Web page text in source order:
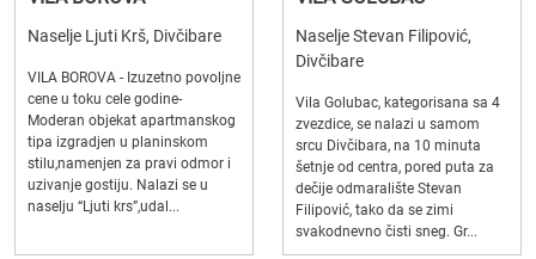
Naselje Ljuti Krš, Divčibare
VILA BOROVA - Izuzetno povoljne
cene u toku cele godine-
Moderan objekat apartmanskog
tipa izgradjen u planinskom
stilu,namenjen za pravi odmor i
uzivanje gostiju. Nalazi se u
naselju “Ljuti krs”,udal...
Naselje Stevan Filipović,
Divčibare
Vila Golubac, kategorisana sa 4
zvezdice, se nalazi u samom
srcu Divčibara, na 10 minuta
šetnje od centra, pored puta za
dečije odmaralište Stevan
Filipović, tako da se zimi
svakodnevno čisti sneg. Gr...